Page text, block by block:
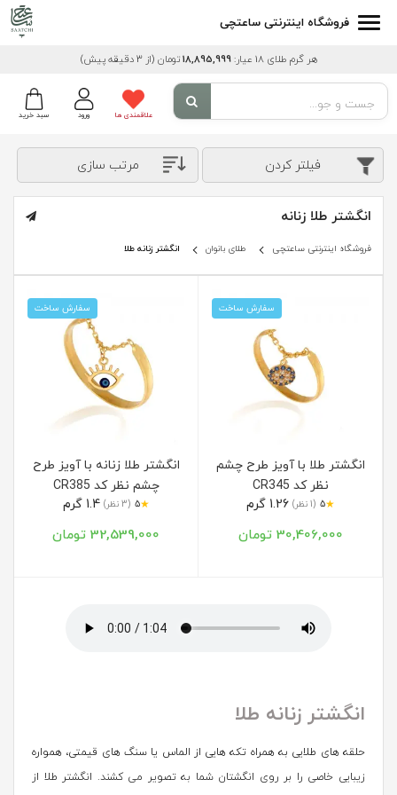
فروشگاه اینترنتی ساعتچی
هر گرم طلای 18 عیار: 18,895,999تومان (از 3 دقیقه پیش)
سبد خرید ورود علاقمندی ها
فیلتر کردن مرتب سازی
انگشتر طلا زنانه
فروشگاه اینترنتی ساعتچی طلای بانوان انگشتر زنانه طلا
سفارش ساخت
انگشتر طلا با آویز طرح چشم
نظر کد CR345
★
5 (1 نظر) 1.26 گرم
30,406,000 تومان
سفارش ساخت
انگشتر طلا زنانه با آویز طرح
چشم نظر کد CR385
★
5 (3 نظر) 1.4 گرم
32,539,000 تومان
انگشتر زنانه طلا
حلقه های طلایی به همراه تکه هایی از الماس یا سنگ های قیمتی، همواره
زیبایی خاصی را بر روی انگشتان شما به تصویر می کشند. انگشتر طلا از